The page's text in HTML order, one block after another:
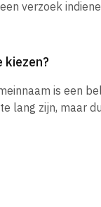
verzoek
kiezen?
is een
lang zijn, maar